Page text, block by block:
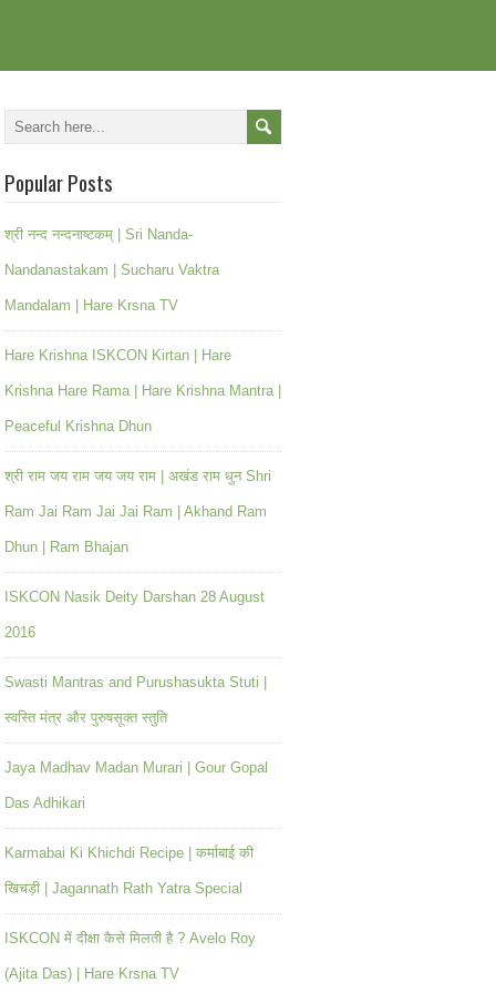
Popular Posts
श्री नन्द नन्दनाष्टकम् | Sri Nanda-
Nandanastakam | Sucharu Vaktra
Mandalam | Hare Krsna TV
Hare Krishna ISKCON Kirtan | Hare
Krishna Hare Rama | Hare Krishna Mantra |
Peaceful Krishna Dhun
श्री राम जय राम जय जय राम | अखंड राम धुन Shri
Ram Jai Ram Jai Jai Ram | Akhand Ram
Dhun | Ram Bhajan
ISKCON Nasik Deity Darshan 28 August
2016
Swasti Mantras and Purushasukta Stuti |
स्वस्ति मंत्र और पुरुषसूक्त स्तुति
Jaya Madhav Madan Murari | Gour Gopal
Das Adhikari
Karmabai Ki Khichdi Recipe | कर्माबाई की
खिचड़ी | Jagannath Rath Yatra Special
ISKCON में दीक्षा कैसे मिलती है ? Avelo Roy
(Ajita Das) | Hare Krsna TV